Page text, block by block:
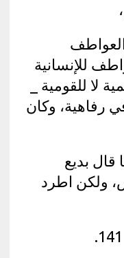
للإنسانية
لا للقومية _
رفاهية، وكان
قال بديع
ولكن اطرد
(١) فيض الخاطر، 8/138 _ 141.